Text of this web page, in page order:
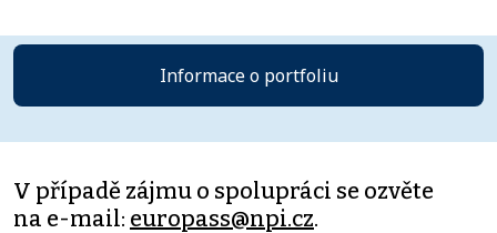
Informace o portfoliu
V případě zájmu o spolupráci se ozvěte
na e-mail: europass@npi.cz.